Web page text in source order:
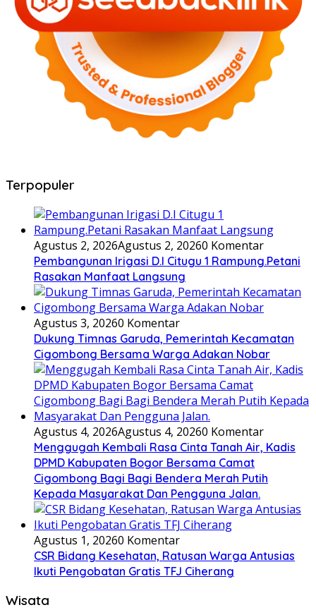
Terpopuler
Agustus 2, 2026Agustus 2, 20260 Komentar
Pembangunan Irigasi D.I Citugu 1 Rampung.Petani
Rasakan Manfaat Langsung
Agustus 3, 20260 Komentar
Dukung Timnas Garuda, Pemerintah Kecamatan
Cigombong Bersama Warga Adakan Nobar
Agustus 4, 2026Agustus 4, 20260 Komentar
Menggugah Kembali Rasa Cinta Tanah Air, Kadis
DPMD Kabupaten Bogor Bersama Camat
Cigombong Bagi Bagi Bendera Merah Putih
Kepada Masyarakat Dan Pengguna Jalan.
Agustus 1, 20260 Komentar
CSR Bidang Kesehatan, Ratusan Warga Antusias
Ikuti Pengobatan Gratis TFJ Ciherang
Wisata